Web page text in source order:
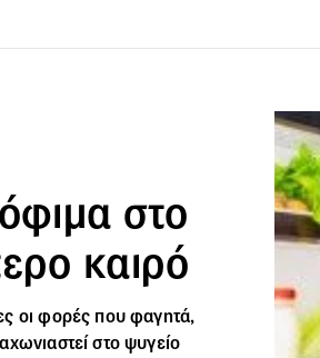
στο
καιρό
οι φορές που φαγητά,
στο ψυγείο